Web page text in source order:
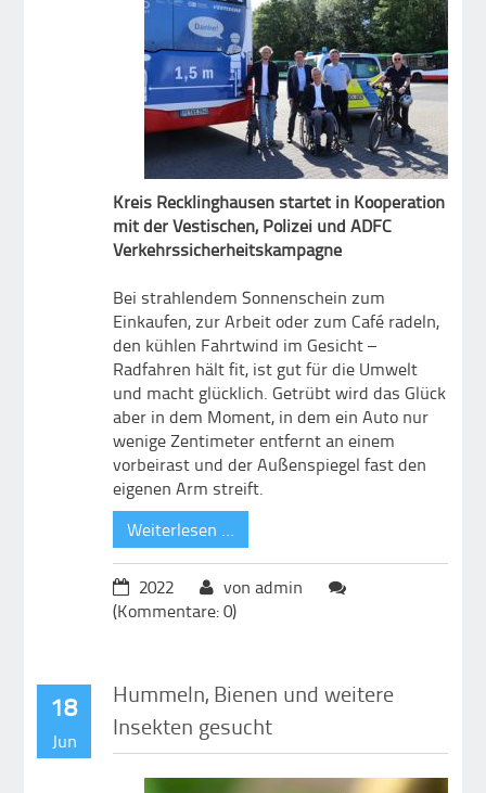
Kreis Recklinghausen startet in Kooperation
mit der Vestischen, Polizei und ADFC
Verkehrssicherheitskampagne
Bei strahlendem Sonnenschein zum
Einkaufen, zur Arbeit oder zum Café radeln,
den kühlen Fahrtwind im Gesicht –
Radfahren hält fit, ist gut für die Umwelt
und macht glücklich. Getrübt wird das Glück
aber in dem Moment, in dem ein Auto nur
wenige Zentimeter entfernt an einem
vorbeirast und der Außenspiegel fast den
eigenen Arm streift.
Weiterlesen …
2022
von admin
(Kommentare: 0)
18
Jun
Hummeln, Bienen und weitere
Insekten gesucht